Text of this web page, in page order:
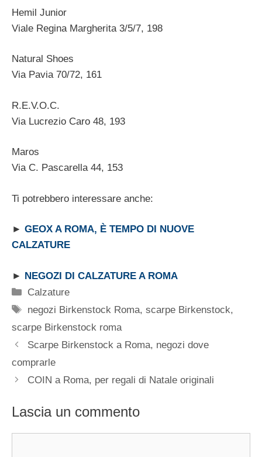
Hemil Junior
Viale Regina Margherita 3/5/7, 198
Natural Shoes
Via Pavia 70/72, 161
R.E.V.O.C.
Via Lucrezio Caro 48, 193
Maros
Via C. Pascarella 44, 153
Ti potrebbero interessare anche:
► GEOX A ROMA, È TEMPO DI NUOVE
CALZATURE
► NEGOZI DI CALZATURE A ROMA
Categorie
Calzature
Tag
negozi Birkenstock Roma,scarpe Birkenstock,
scarpe Birkenstock roma
Scarpe Birkenstock a Roma, negozi dove
comprarle
COIN a Roma, per regali di Natale originali
Lascia un commento